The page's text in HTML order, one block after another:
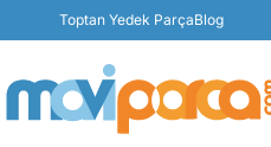
Toptan Yedek ParçaBlog